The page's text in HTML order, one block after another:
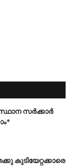
സർക്കാർ
കുടിയേറ്റക്കാരെ